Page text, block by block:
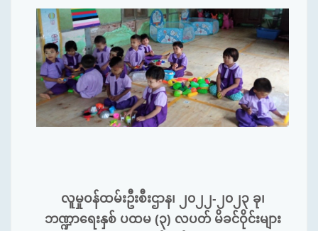
လူမှုဝန်ထမ်းဦးစီးဌာန၊ ၂၀၂၂-၂၀၂၃ ခု၊
ဘဏ္ဍာရေးနှစ် ပထမ (၃) လပတ် မိခင်ဝိုင်းများ